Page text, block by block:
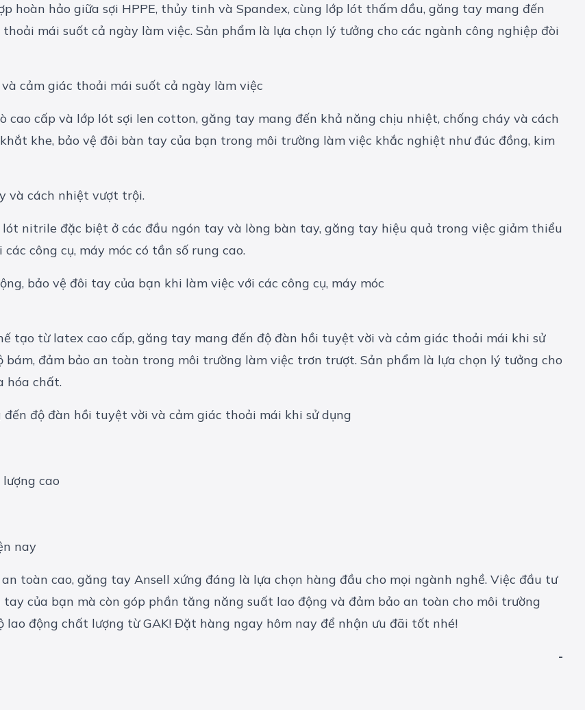
hoàn hảo giữa sợi HPPE, thủy tinh và Spandex, cùng lớp lót thấm dầu, găng tay mang đến
mái suốt cả ngày làm việc. Sản phẩm là lựa chọn lý tưởng cho các ngành công nghiệp đòi
cao cấp và lớp lót sợi len cotton, găng tay mang đến khả năng chịu nhiệt, chống cháy và cách
khe, bảo vệ đôi bàn tay của bạn trong môi trường làm việc khắc nghiệt như đúc đồng, kim
lót nitrile đặc biệt ở các đầu ngón tay và lòng bàn tay, găng tay hiệu quả trong việc giảm thiểu
công cụ, máy móc có tần số rung cao.
tạo từ latex cao cấp, găng tay mang đến độ đàn hồi tuyệt vời và cảm giác thoải mái khi sử
đảm bảo an toàn trong môi trường làm việc trơn trượt. Sản phẩm là lựa chọn lý tưởng cho
hóa chất.
cao
nay
toàn cao, găng tay Ansell xứng đáng là lựa chọn hàng đầu cho mọi ngành nghề. Việc đầu tư
của bạn mà còn góp phần tăng năng suất lao động và đảm bảo an toàn cho môi trường
lao động chất lượng từ GAK! Đặt hàng ngay hôm nay để nhận ưu đãi tốt nhé!
-